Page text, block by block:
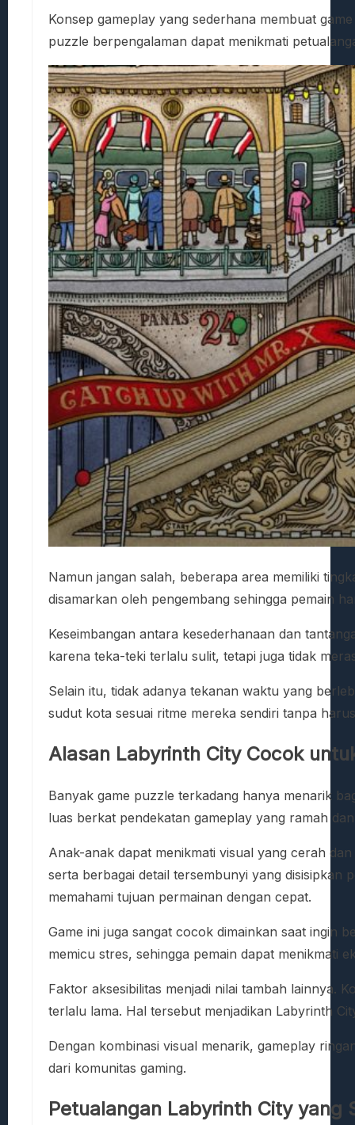
Konsep gameplay yang sederhana membuat
puzzle berpengalaman dapat menikmati
Namun jangan salah, beberapa area memiliki
disamarkan oleh pengembang sehingga pemain
Keseimbangan antara kesederhanaan dan
karena teka-teki terlalu sulit, tetapi juga tidak
Selain itu, tidak adanya tekanan waktu yang
sudut kota sesuai ritme mereka sendiri tanpa
Alasan Labyrinth City Cocok
Banyak game puzzle terkadang hanya menarik
luas berkat pendekatan gameplay yang ramah
Anak-anak dapat menikmati visual yang cerah
serta berbagai detail tersembunyi yang disisipkan
memahami tujuan permainan dengan cepat.
Game ini juga sangat cocok dimainkan saat ingin
memicu stres, sehingga pemain dapat menikmati
Faktor aksesibilitas menjadi nilai tambah lainnya.
terlalu lama. Hal tersebut menjadikan Labyrinth
Dengan kombinasi visual menarik, gameplay
dari komunitas gaming.
Petualangan Labyrinth City yang